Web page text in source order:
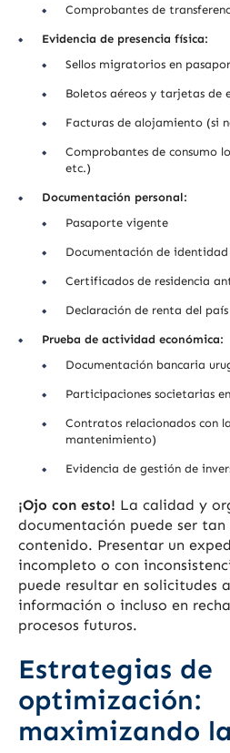
Comprobantes de
Evidencia de presencia física:
Sellos migratorios en
Boletos aéreos y tarjetas de
Facturas de alojamiento (si
Comprobantes de consumo
etc.)
Documentación personal:
Pasaporte vigente
Documentación de
Certificados de residencia
Declaración de renta del
Prueba de actividad económica:
Documentación bancaria
Participaciones societarias
Contratos relacionados con
mantenimiento)
Evidencia de gestión de
¡Ojo con esto! La calidad y
documentación puede ser
contenido. Presentar un
incompleto o con
puede resultar en solicitudes
información o incluso en
procesos futuros.
Estrategias de
optimización:
maximizando